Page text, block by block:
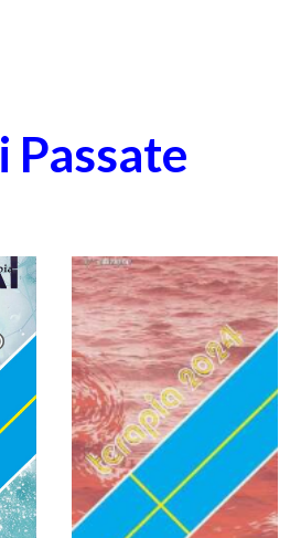
Passate